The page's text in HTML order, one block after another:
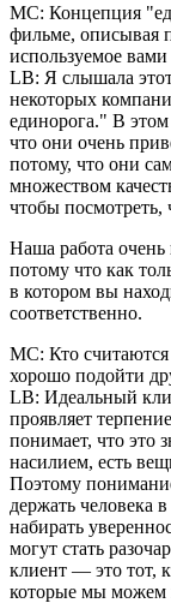
MC: Концепция
фильме, описывая
используемое
LB: Я слышала
некоторых
единорога." В
что они очень
потому, что они
множеством
чтобы посмотреть,
Наша работа очень
потому что как
в котором вы
соответственно.
MC: Кто
хорошо подойти
LB: Идеальный
проявляет
понимает, что это
насилием, есть
Поэтому
держать человека
набирать
могут стать
клиент — это тот,
которые мы можем